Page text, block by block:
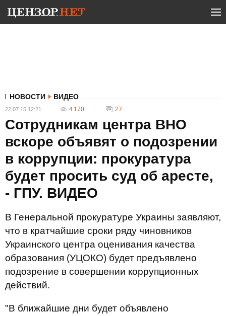
НОВОСТИ ВИДЕО
22.07.15 12:21 4 170 27
Сотрудникам центра ВНО
вскоре объявят о подозрении
в коррупции: прокуратура
будет просить суд об аресте,
- ГПУ. ВИДЕО
В Генеральной прокуратуре Украины заявляют,
что в кратчайшие сроки ряду чиновников
Украинского центра оценивания качества
образования (УЦОКО) будет предъявлено
подозрение в совершении коррупционных
действий.
"В ближайшие дни будет объявлено